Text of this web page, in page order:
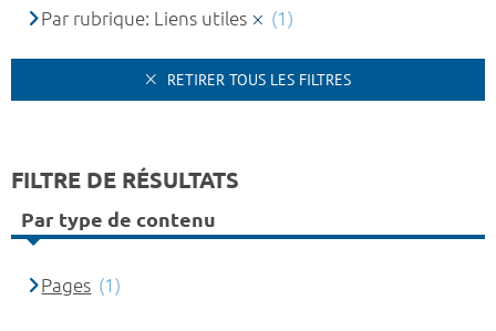
Par rubrique: Liens utiles
(1)
RETIRER TOUS LES FILTRES
FILTRE DE RÉSULTATS
Par type de contenu
Pages (1)